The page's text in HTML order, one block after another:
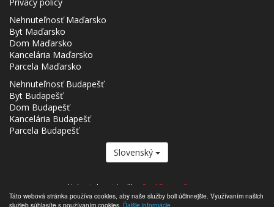
Táto webová stránka používa cookies, aby naše služby boli účinnejšie. Využívaním našich
služieb súhlasíte s používaním cookies. Ďalšie informácie
Nehnuteľnosť Maďarsko
Byt Maďarsko
Dom Maďarsko
Kancelária Maďarsko
Parcela Maďarsko
Nehnuteľnosť Budapešť
Byt Budapešť
Dom Budapešť
Kancelária Budapešť
Parcela Budapešť
Slovenský
Nehnutelnost.hu člen Real Estate Group.